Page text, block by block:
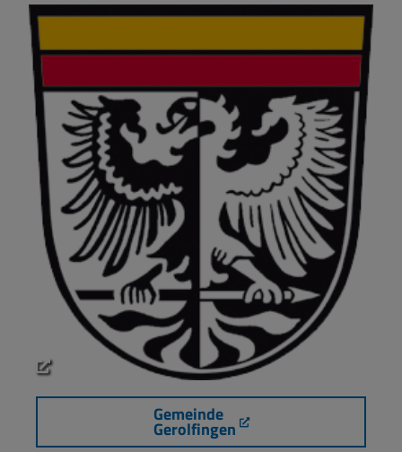
Gemeinde
Gerolfingen